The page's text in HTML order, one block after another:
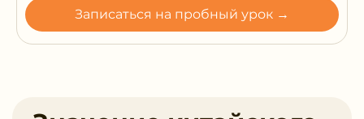
Записаться на пробный урок →